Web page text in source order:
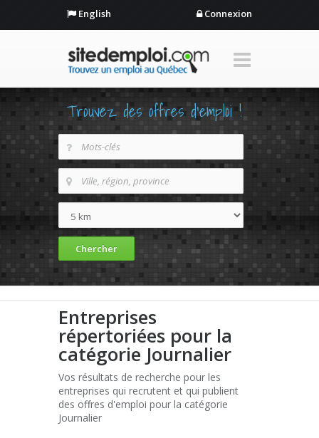
English Connexion
Trouvez des offres d'emploi !
Entreprises
répertoriées pour la
catégorie Journalier
Vos résultats de recherche pour les
entreprises qui recrutent et qui publient
des offres d'emploi pour la catégorie
Journalier